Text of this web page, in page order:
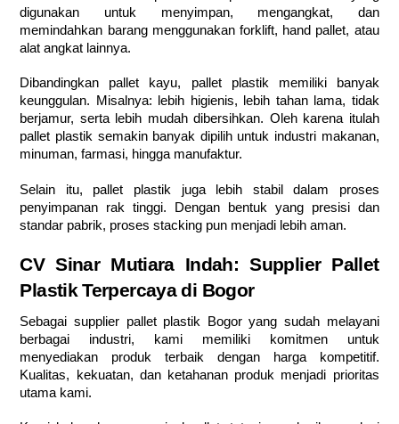
digunakan untuk menyimpan, mengangkat, dan
memindahkan barang menggunakan forklift, hand pallet, atau
alat angkat lainnya.
Dibandingkan pallet kayu, pallet plastik memiliki banyak
keunggulan. Misalnya: lebih higienis, lebih tahan lama, tidak
berjamur, serta lebih mudah dibersihkan. Oleh karena itulah
pallet plastik semakin banyak dipilih untuk industri makanan,
minuman, farmasi, hingga manufaktur.
Selain itu, pallet plastik juga lebih stabil dalam proses
penyimpanan rak tinggi. Dengan bentuk yang presisi dan
standar pabrik, proses stacking pun menjadi lebih aman.
CV Sinar Mutiara Indah: Supplier Pallet
Plastik Terpercaya di Bogor
Sebagai supplier pallet plastik Bogor yang sudah melayani
berbagai industri, kami memiliki komitmen untuk
menyediakan produk terbaik dengan harga kompetitif.
Kualitas, kekuatan, dan ketahanan produk menjadi prioritas
utama kami.